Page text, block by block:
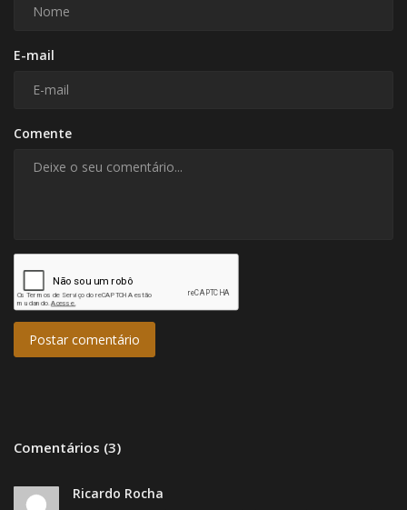
E-mail
Comente
Postar comentário
Comentários (3)
Ricardo Rocha